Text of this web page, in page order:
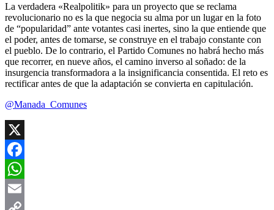
La verdadera «Realpolitik» para un proyecto que se reclama
revolucionario no es la que negocia su alma por un lugar en la foto
de “popularidad” ante votantes casi inertes, sino la que entiende que
el poder, antes de tomarse, se construye en el trabajo constante con
el pueblo. De lo contrario, el Partido Comunes no habrá hecho más
que recorrer, en nueve años, el camino inverso al soñado: de la
insurgencia transformadora a la insignificancia consentida. El reto es
rectificar antes de que la adaptación se convierta en capitulación.
@Manada_Comunes
X
Facebook
WhatsApp
Email